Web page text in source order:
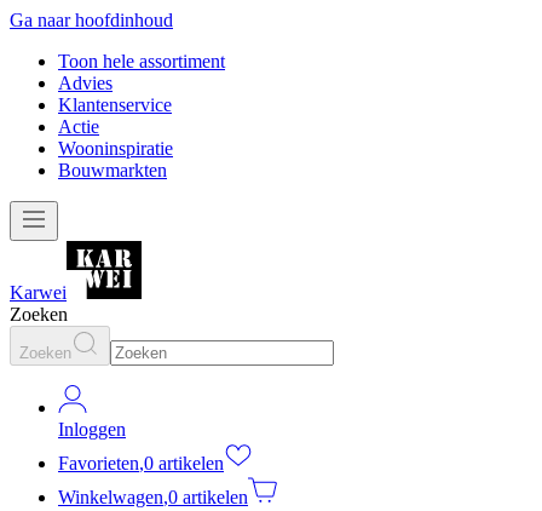
Ga naar hoofdinhoud
Toon hele assortiment
Advies
Klantenservice
Actie
Wooninspiratie
Bouwmarkten
Karwei
Zoeken
Zoeken
Inloggen
Favorieten,0 artikelen
Winkelwagen,0 artikelen